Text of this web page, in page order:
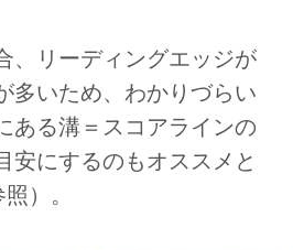
、リーディングエッジが
多いため、わかりづらい
ある溝＝スコアラインの
安にするのもオススメと
）。